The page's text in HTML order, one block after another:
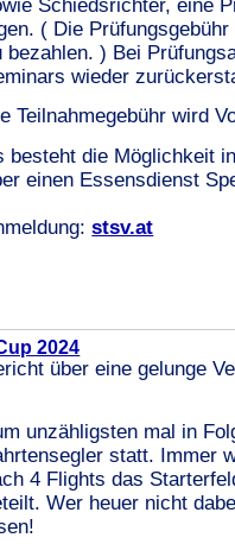
Schiedsrichter, eine
( Die
bezahlen. ) Bei
wieder
Teilnahmegebühr wird
besteht die Möglichkeit
einen Essensdienst
stsv.at
2024
über eine gelunge
unzähligsten mal in
statt. Immer
4 Flights das
Wer heuer nicht